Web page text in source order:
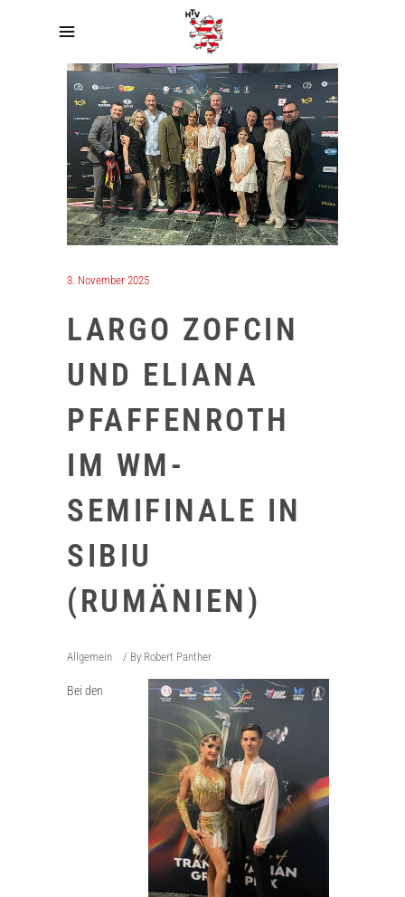
3. November 2025
LARGO ZOFCIN
UND ELIANA
PFAFFENROTH
IM WM-
SEMIFINALE IN
SIBIU
(RUMÄNIEN)
Allgemein By Robert Panther
Bei den